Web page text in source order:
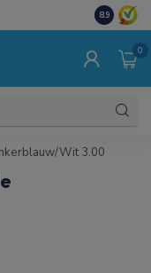
Al 15 jaar
8.9
0
Wit 3.00